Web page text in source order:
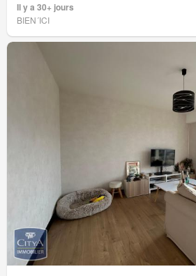
Il y a 30+ jours
BIEN´ICI